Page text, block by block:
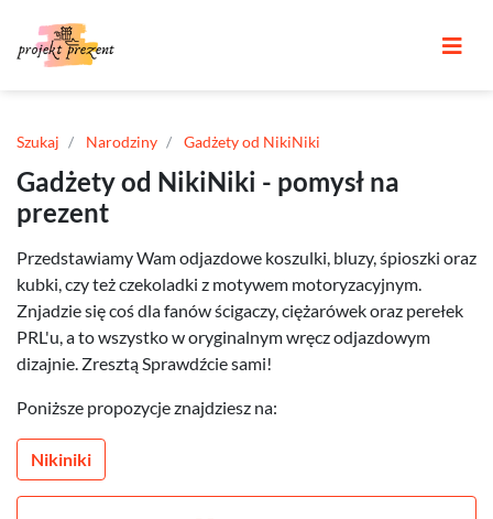
Szukaj Narodziny Gadżety od NikiNiki
Gadżety od NikiNiki - pomysł na
prezent
Przedstawiamy Wam odjazdowe koszulki, bluzy, śpioszki oraz
kubki, czy też czekoladki z motywem motoryzacyjnym.
Znjadzie się coś dla fanów ścigaczy, ciężarówek oraz perełek
PRL'u, a to wszystko w oryginalnym wręcz odjazdowym
dizajnie. Zresztą Sprawdźcie sami!
Poniższe propozycje znajdziesz na:
Nikiniki